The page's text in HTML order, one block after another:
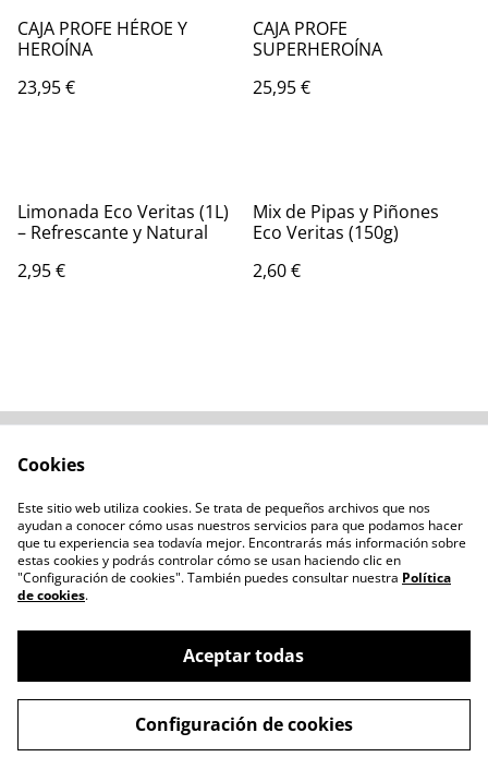
CAJA PROFE HÉROE Y
HEROÍNA
23,95 €
CAJA PROFE
SUPERHEROÍNA
25,95 €
Limonada Eco Veritas (1L)
– Refrescante y Natural
2,95 €
Mix de Pipas y Piñones
Eco Veritas (150g)
2,60 €
Política de privacidad
Administración de
cookies
©2026Chozo Blanco
powered by
Cookies
Este sitio web utiliza cookies. Se trata de pequeños archivos que nos
ayudan a conocer cómo usas nuestros servicios para que podamos hacer
que tu experiencia sea todavía mejor. Encontrarás más información sobre
estas cookies y podrás controlar cómo se usan haciendo clic en
"Configuración de cookies". También puedes consultar nuestra Política
de cookies.
Aceptar todas
Configuración de cookies